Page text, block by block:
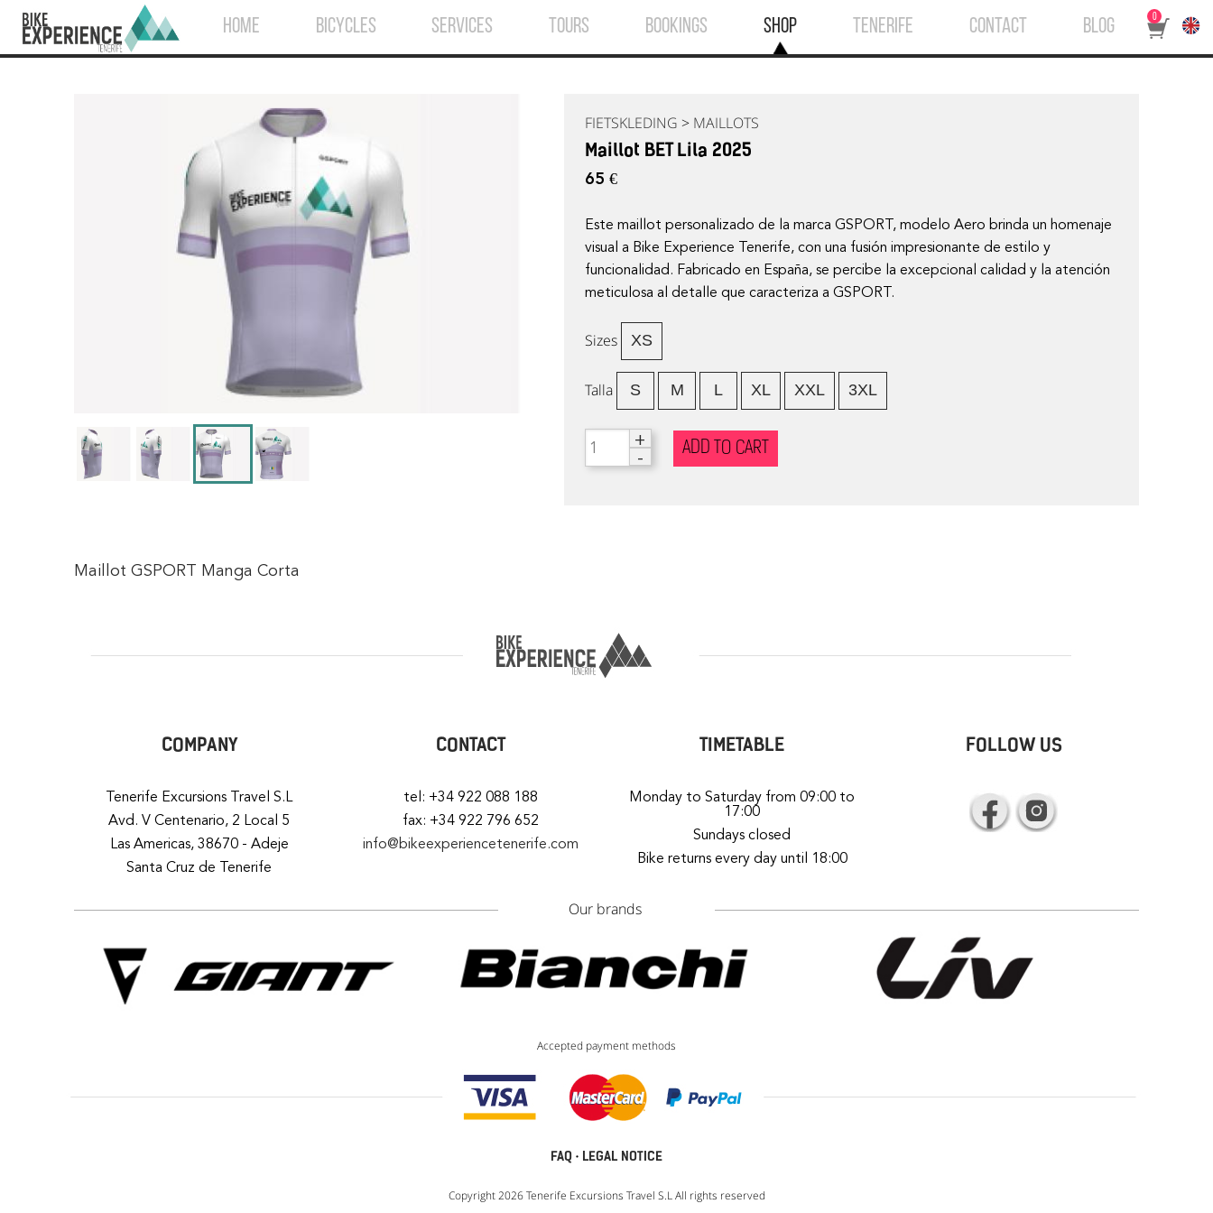
HOME BICYCLES SERVICES TOURS BOOKINGS SHOP TENERIFE CONTACT BLOG 0
FIETSKLEDING > MAILLOTS
Maillot BET Lila 2025
65 €
Este maillot personalizado de la marca GSPORT, modelo Aero brinda un homenaje
visual a Bike Experience Tenerife, con una fusión impresionante de estilo y
funcionalidad. Fabricado en España, se percibe la excepcional calidad y la atención
meticulosa al detalle que caracteriza a GSPORT.
Sizes XS
Talla S M L XL XXL 3XL
+
-
ADD TO CART
Maillot GSPORT Manga Corta
COMPANY
Tenerife Excursions Travel S.L
Avd. V Centenario, 2 Local 5
Las Americas, 38670 - Adeje
Santa Cruz de Tenerife
CONTACT
tel: +34 922 088 188
fax: +34 922 796 652
info@bikeexperiencetenerife.com
TIMETABLE
Monday to Saturday from 09:00 to
17:00
Sundays closed
Bike returns every day until 18:00
FOLLOW US
Our brands
Accepted payment methods
FAQ · LEGAL NOTICE
Copyright 2026 Tenerife Excursions Travel S.L All rights reserved